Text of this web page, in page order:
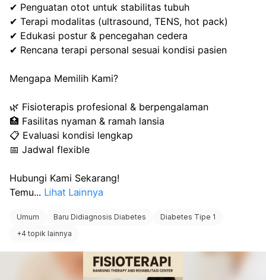
✔ Penguatan otot untuk stabilitas tubuh
✔ Terapi modalitas (ultrasound, TENS, hot pack)
✔ Edukasi postur & pencegahan cedera
✔ Rencana terapi personal sesuai kondisi pasien
Mengapa Memilih Kami?
🌿 Fisioterapis profesional & berpengalaman
🏥 Fasilitas nyaman & ramah lansia
📋 Evaluasi kondisi lengkap
📅 Jadwal flexible
Hubungi Kami Sekarang!
Temu... Lihat Lainnya
Umum Baru Didiagnosis Diabetes
Diabetes Tipe 1
+4 topik lainnya